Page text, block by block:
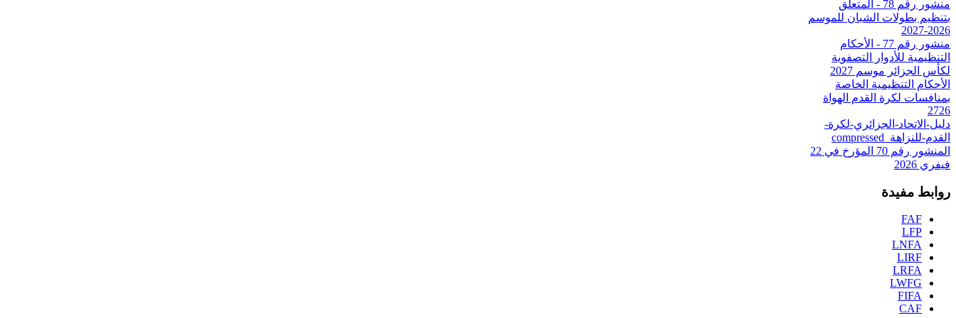
منشور رقم 78 - المتعلق
بتنظيم بطولات الشبان للموسم
2026-2027
منشور رقم 77 - الأحكام
التنظيمية للأدوار التصفوية
لكأس الجزائر موسم 2027
الأحكام التنظيمية الخاصة
بمنافسات لكرة القدم الهواة
2726
دليل-الاتحاد-الجزائري-لكرة-
القدم-للنزاهة_compressed
المنشور رقم 70 المؤرخ في 22
فيفري 2026
روابط مفيدة
FAF
LFP
LNFA
LIRF
LRFA
LWFG
FIFA
CAF